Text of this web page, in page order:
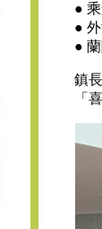
●
●
●
鎮
「